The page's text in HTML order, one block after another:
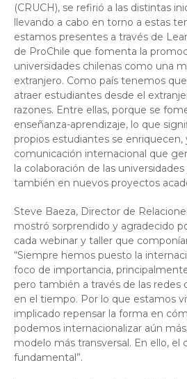
(CRUCH), se refirió a las distintas
llevando a cabo en torno a estas
estamos presentes a través de
de ProChile que fomenta la
universidades chilenas como una
extranjero. Como país tenemos
atraer estudiantes desde el
razones. Entre ellas, porque se
enseñanza-aprendizaje, lo que
propios estudiantes se
comunicación internacional que
la colaboración de las
también en nuevos proyectos
Steve Baeza, Director de
mostró sorprendido y agradecido
cada webinar y taller que
“Siempre hemos puesto la
foco de importancia,
pero también a través de las
en el tiempo. Por lo que estamos
implicado repensar la forma en
podemos internacionalizar aún
modelo más transversal. En ello, el
fundamental”.